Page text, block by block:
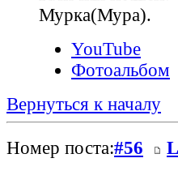
Мурка(Мура).
YouTube
Фотоальбом
Вернуться к началу
Номер поста:#56